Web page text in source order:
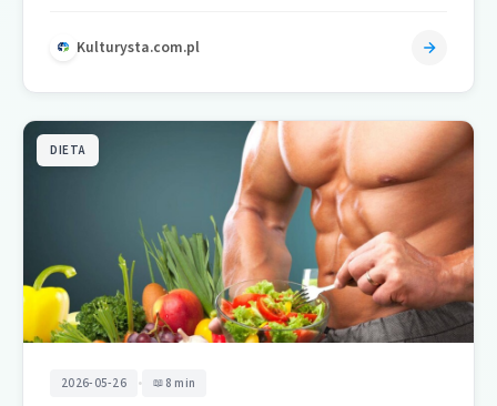
Kulturysta.com.pl
DIETA
2026-05-26 • 8 min